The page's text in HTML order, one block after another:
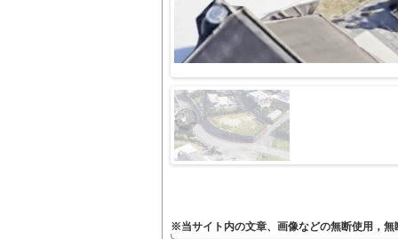
※当サイト内の文章、画像などの無断使用，無